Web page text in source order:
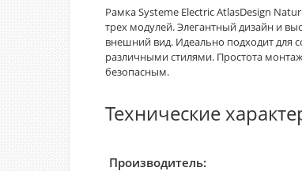
Рамка Systeme Electric AtlasDesign
трех модулей. Элегантный дизайн и
внешний вид. Идеально подходит для
различными стилями. Простота
безопасным.
Технические
Производитель: